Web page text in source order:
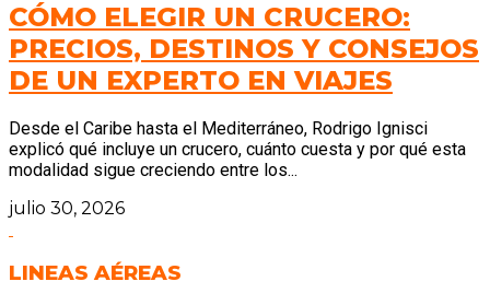
CÓMO ELEGIR UN CRUCERO:
PRECIOS, DESTINOS Y CONSEJOS
DE UN EXPERTO EN VIAJES
Desde el Caribe hasta el Mediterráneo, Rodrigo Ignisci
explicó qué incluye un crucero, cuánto cuesta y por qué esta
modalidad sigue creciendo entre los...
julio 30, 2026
LINEAS AÉREAS